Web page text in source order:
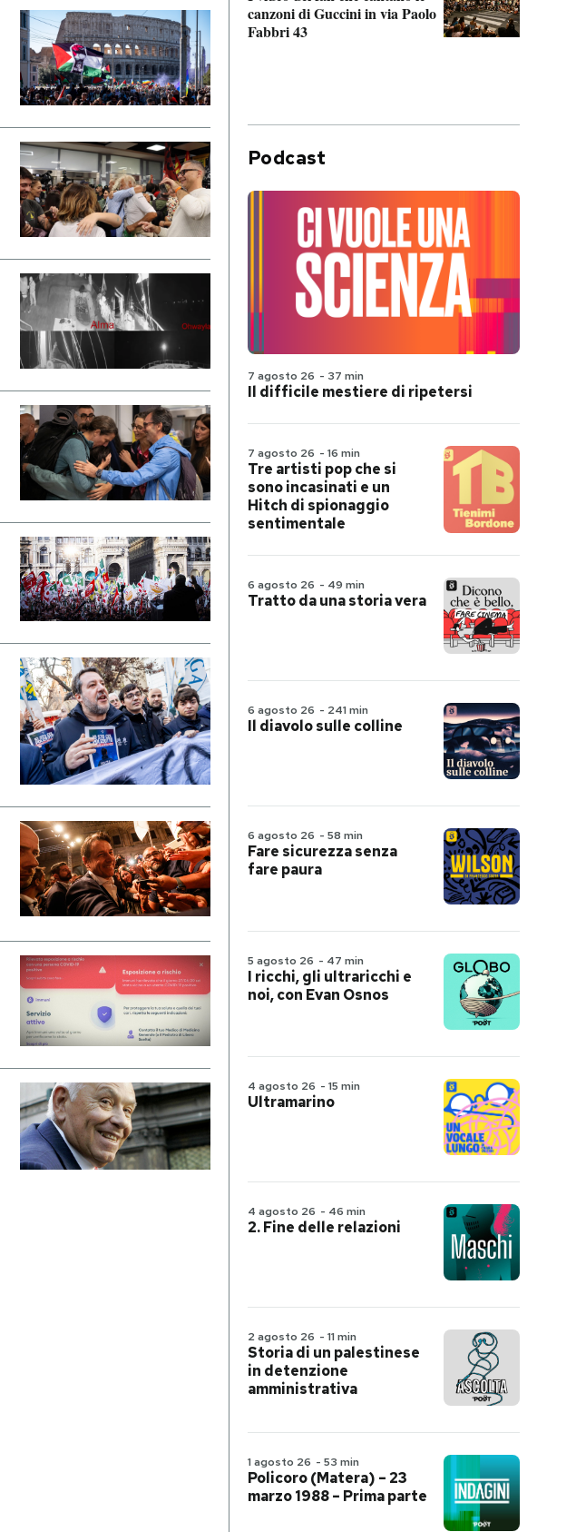
canzoni di Guccini in via Paolo
Fabbri 43
Podcast
7 agosto 26 - 37 min
Il difficile mestiere di ripetersi
7 agosto 26 - 16 min
Tre artisti pop che si
sono incasinati e un
Hitch di spionaggio
sentimentale
6 agosto 26 - 49 min
Tratto da una storia vera
6 agosto 26 - 241 min
Il diavolo sulle colline
6 agosto 26 - 58 min
Fare sicurezza senza
fare paura
5 agosto 26 - 47 min
I ricchi, gli ultraricchi e
noi, con Evan Osnos
4 agosto 26 - 15 min
Ultramarino
4 agosto 26 - 46 min
2. Fine delle relazioni
2 agosto 26 - 11 min
Storia di un palestinese
in detenzione
amministrativa
1 agosto 26 - 53 min
Policoro (Matera) – 23
marzo 1988 – Prima parte